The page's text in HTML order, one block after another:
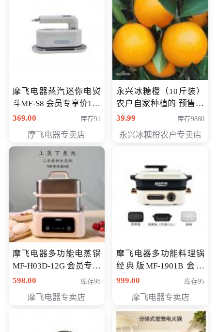
摩飞电器蒸汽迷你电熨
斗MF-S8 会员专享价168
元
369.00 库存91
摩飞电器专卖店
永兴冰糖橙（10斤装）
农户自家种植的 预售10
万斤 会员包邮专享价
39.99 库存9880
永兴冰糖橙农户专卖店
摩飞电器多功能电蒸锅
MF-H03D-12G 会员专享
价398元
598.00 库存98
摩飞电器专卖店
摩飞电器多功能料理锅
经典版MF-1901B 会员
专享价399元
999.00 库存95
摩飞电器专卖店